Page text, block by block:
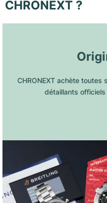
CHRONEXT ?
CHRONEXT achète
détaillants officiels